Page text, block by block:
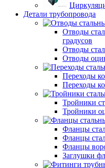
Детали трубопровода
Отводы
градусов
Отводы
Отводы
Переходы
Переходы
Тройники
Тройники
Фланцы
Фланцы
Фланцы
Заглушки